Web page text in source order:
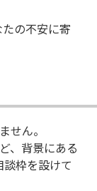
の不安に寄
せん。
、背景にある
枠を設けて